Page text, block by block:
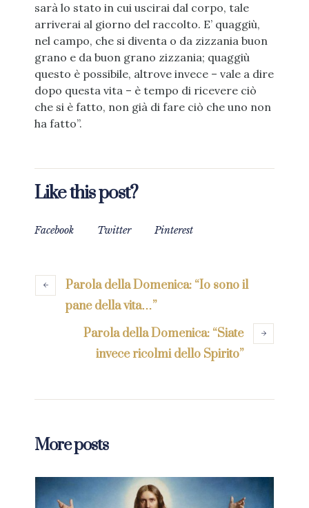
sarà lo stato in cui uscirai dal corpo, tale
arriverai al giorno del raccolto. E’ quaggiù,
nel campo, che si diventa o da zizzania buon
grano e da buon grano zizzania; quaggiù
questo è possibile, altrove invece – vale a dire
dopo questa vita – è tempo di ricevere ciò
che si è fatto, non già di fare ciò che uno non
ha fatto”.
Like this post?
Facebook Twitter Pinterest
Parola della Domenica: “Io sono il
pane della vita…”
Parola della Domenica: “Siate
invece ricolmi dello Spirito”
More posts